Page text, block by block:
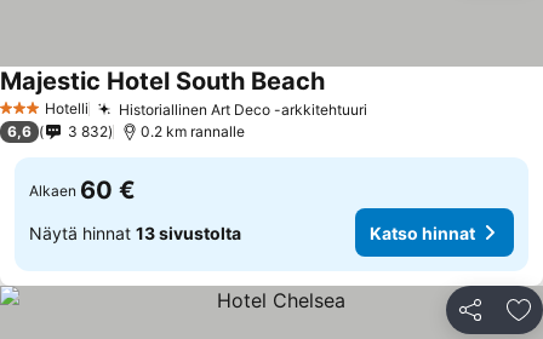
3 Tähtiluokitus
Hotelli Historiallinen Art Deco -arkkitehtuuri
Majestic Hotel South BeachKatso hinnat
6,6 3 832 0.2 km rannalle
Alkaen 60 €
Näytä hinnat 13 sivustolta Katso hinnat
Jaa